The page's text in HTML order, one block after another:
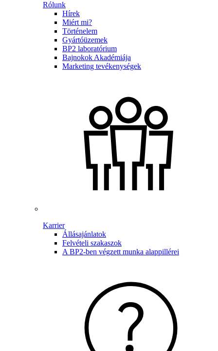
Rólunk
Hírek
Miért mi?
Történelem
Gyártóüzemek
BP2 laboratórium
Bajnokok Akadémiája
Marketing tevékenységek
Karrier
Állásajánlatok
Felvételi szakaszok
A BP2-ben végzett munka alappillérei